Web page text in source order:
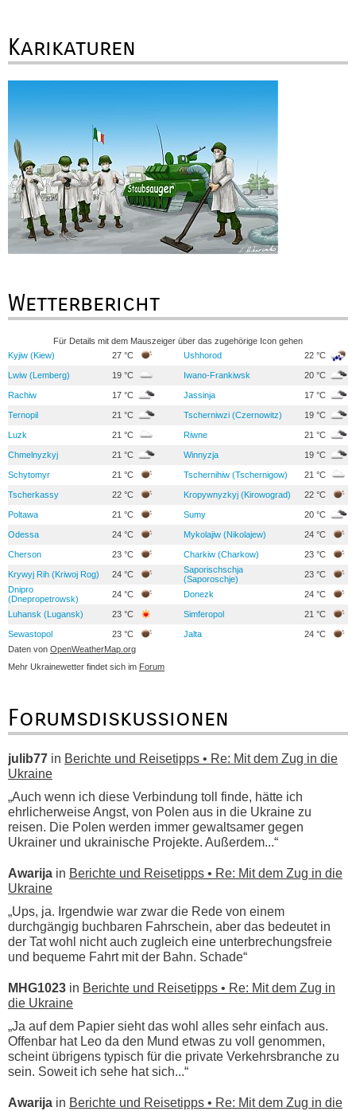
Karikaturen
Wetterbericht
Für Details mit dem Mauszeiger über das zugehörige Icon gehen
Kyjiw (Kiew)
27 °C Ushhorod 22 °C
Lwiw (Lemberg) 19 °C Iwano-Frankiwsk 20 °C
Rachiw 17 °C Jassinja 17 °C
Ternopil 21 °C Tscherniwzi (Czernowitz) 19 °C
Luzk 21 °C Riwne 21 °C
Chmelnyzkyj 21 °C Winnyzja 19 °C
Schytomyr 21 °C Tschernihiw (Tschernigow) 21 °C
Tscherkassy 22 °C Kropywnyzkyj (Kirowograd) 22 °C
Poltawa 21 °C Sumy 20 °C
Odessa 24 °C Mykolajiw (Nikolajew) 24 °C
Cherson 23 °C Charkiw (Charkow) 23 °C
Krywyj Rih (Kriwoj Rog) 24 °C
Saporischschja
(Saporoschje)
23 °C
Dnipro
(Dnepropetrowsk)
24 °C Donezk 24 °C
Luhansk (Lugansk) 23 °C Simferopol 21 °C
Sewastopol 23 °C Jalta
24 °C
Daten von OpenWeatherMap.org
Mehr Ukrainewetter findet sich im Forum
Forumsdiskussionen
julib77 in Berichte und Reisetipps • Re: Mit dem Zug in die
Ukraine
„Auch wenn ich diese Verbindung toll finde, hätte ich
ehrlicherweise Angst, von Polen aus in die Ukraine zu
reisen. Die Polen werden immer gewaltsamer gegen
Ukrainer und ukrainische Projekte. Außerdem...“
Awarija in Berichte und Reisetipps • Re: Mit dem Zug in die
Ukraine
„Ups, ja. Irgendwie war zwar die Rede von einem
durchgängig buchbaren Fahrschein, aber das bedeutet in
der Tat wohl nicht auch zugleich eine unterbrechungsfreie
und bequeme Fahrt mit der Bahn. Schade“
MHG1023 in Berichte und Reisetipps • Re: Mit dem Zug in
die Ukraine
„Ja auf dem Papier sieht das wohl alles sehr einfach aus.
Offenbar hat Leo da den Mund etwas zu voll genommen,
scheint übrigens typisch für die private Verkehrsbranche zu
sein. Soweit ich sehe hat sich...“
Awarija in Berichte und Reisetipps • Re: Mit dem Zug in die